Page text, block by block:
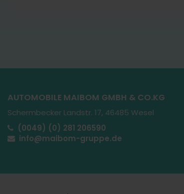
AUTOMOBILE MAIBOM GMBH & CO.KG
Schermbecker Landstr. 17, 46485 Wesel
(0049) (0) 281 206590
info@maibom-gruppe.de